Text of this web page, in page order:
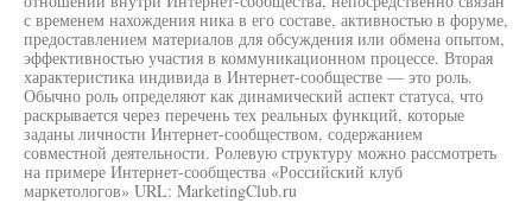
с временем нахождения ника в его составе, активностью в форуме,
предоставлением материалов для обсуждения или обмена опытом,
эффективностью участия в коммуникационном процессе. Вторая
характеристика индивида в Интернет-сообществе — это роль.
Обычно роль определяют как динамический аспект статуса, что
раскрывается через перечень тех реальных функций, которые
заданы личности Интернет-сообществом, содержанием
совместной деятельности. Ролевую структуру можно рассмотреть
на примере Интернет-сообщества «Российский клуб
маркетологов» URL: MarketingClub.ru